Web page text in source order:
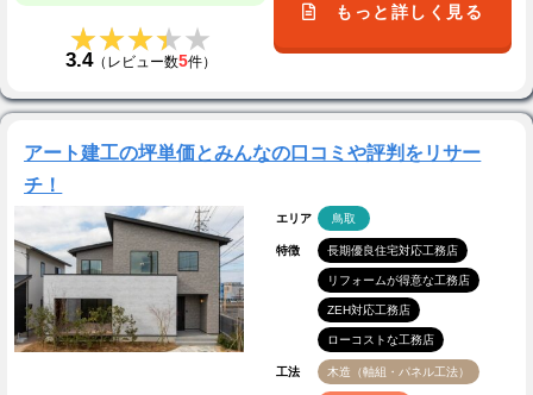
★★★★★
★★★★★
3.4（レビュー数5件）
もっと詳しく見る
アート建工の坪単価とみんなの口コミや評判をリサー
チ！
エリア 鳥取
特徴 長期優良住宅対応工務店
リフォームが得意な工務店
ZEH対応工務店
ローコストな工務店
工法 木造（軸組・パネル工法）